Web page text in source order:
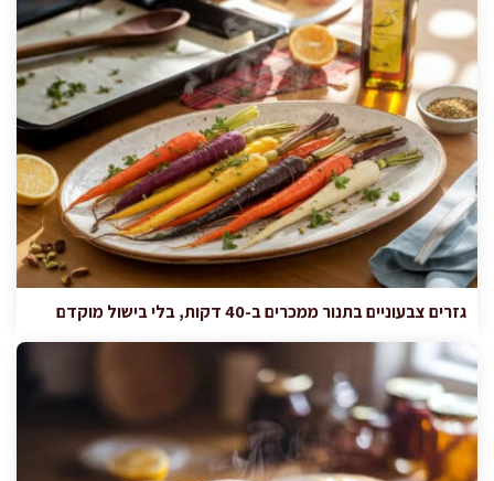
גזרים צבעוניים בתנור ממכרים ב-40 דקות, בלי בישול מוקדם